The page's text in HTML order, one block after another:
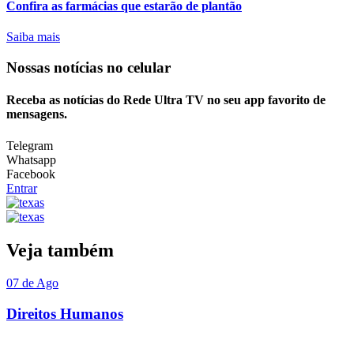
Confira as farmácias que estarão de plantão
Saiba mais
Nossas notícias no celular
Receba as notícias do Rede Ultra TV no seu app favorito de
mensagens.
Telegram
Whatsapp
Facebook
Entrar
Veja também
07 de Ago
Direitos Humanos